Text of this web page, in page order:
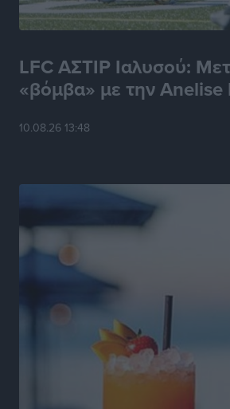
LFC ΑΣΤΙΡ Ιαλυσού:
«βόμβα» με την
10.08.26 13:48